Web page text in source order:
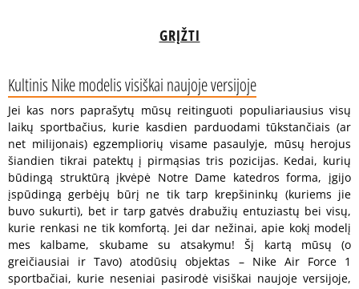
GRĮŽTI
Kultinis Nike modelis visiškai naujoje versijoje
Jei kas nors paprašytų mūsų reitinguoti populiariausius visų
laikų sportbačius, kurie kasdien parduodami tūkstančiais (ar
net milijonais) egzempliorių visame pasaulyje, mūsų herojus
šiandien tikrai patektų į pirmąsias tris pozicijas. Kedai, kurių
būdingą struktūrą įkvėpė Notre Dame katedros forma, įgijo
įspūdingą gerbėjų būrį ne tik tarp krepšininkų (kuriems jie
buvo sukurti), bet ir tarp gatvės drabužių entuziastų bei visų,
kurie renkasi ne tik komfortą. Jei dar nežinai, apie kokį modelį
mes kalbame, skubame su atsakymu! Šį kartą mūsų (o
greičiausiai ir Tavo) atodūsių objektas – Nike Air Force 1
sportbačiai, kurie neseniai pasirodė visiškai naujoje versijoje,